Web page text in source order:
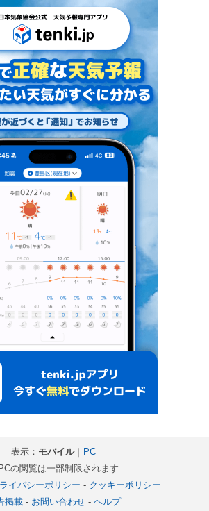
表示： モバイル｜ PC
の閲覧は一部制限されます
イバシーポリシー - クッキーポリシー
掲載- お問い合わせ- ヘルプ